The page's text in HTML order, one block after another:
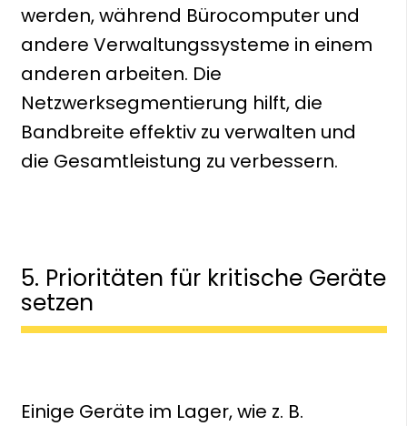
werden, während Bürocomputer und
andere Verwaltungssysteme in einem
anderen arbeiten. Die
Netzwerksegmentierung hilft, die
Bandbreite effektiv zu verwalten und
die Gesamtleistung zu verbessern.
5. Prioritäten für kritische Geräte
setzen
Einige Geräte im Lager, wie z. B.